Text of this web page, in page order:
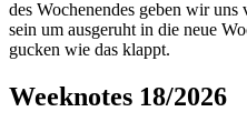
des Wochenendes geben wir
sein um ausgeruht in die neue
gucken wie das klappt.
Weeknotes 18/2026